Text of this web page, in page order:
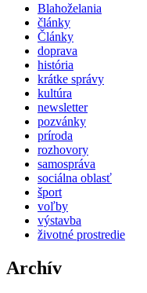
Blahoželania
články
Články
doprava
história
krátke správy
kultúra
newsletter
pozvánky
príroda
rozhovory
samospráva
sociálna oblasť
šport
voľby
výstavba
životné prostredie
Archív